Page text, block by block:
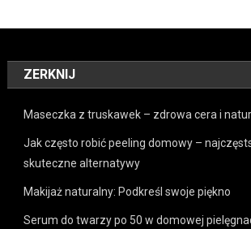
ZERKNIJ
Maseczka z truskawek – zdrowa cera i
Jak często robić peeling domowy –
skuteczne alternatywy
Makijaż naturalny: Podkreśl swoje piękno
Serum do twarzy po 50 w domowej